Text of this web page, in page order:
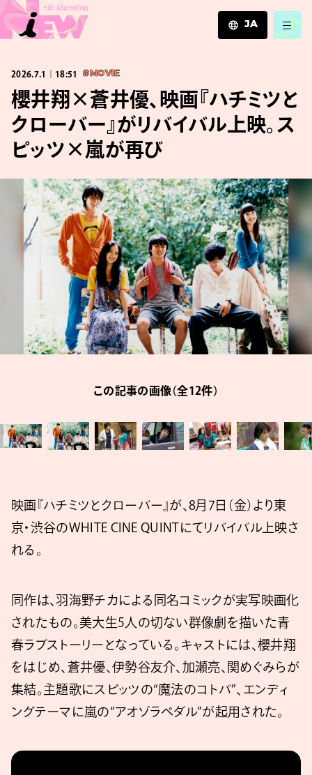
JA
ZH
2026.7.1｜18:51 #MOVIE
櫻井翔×蒼井優、映画『ハチミツと
クローバー』がリバイバル上映。ス
ピッツ×嵐が再び
この記事の画像（全12件）
映画『ハチミツとクローバー』が、8月7日（金）より東
京・渋谷のWHITE CINE QUINTにてリバイバル上映さ
れる。
同作は、羽海野チカによる同名コミックが実写映画化
されたもの。美大生5人の切ない群像劇を描いた青
春ラブストーリーとなっている。キャストには、櫻井翔
をはじめ、蒼井優、伊勢谷友介、加瀬亮、関めぐみらが
集結。主題歌にスピッツの“魔法のコトバ”、エンディ
ングテーマに嵐の“アオゾラペダル”が起用された。